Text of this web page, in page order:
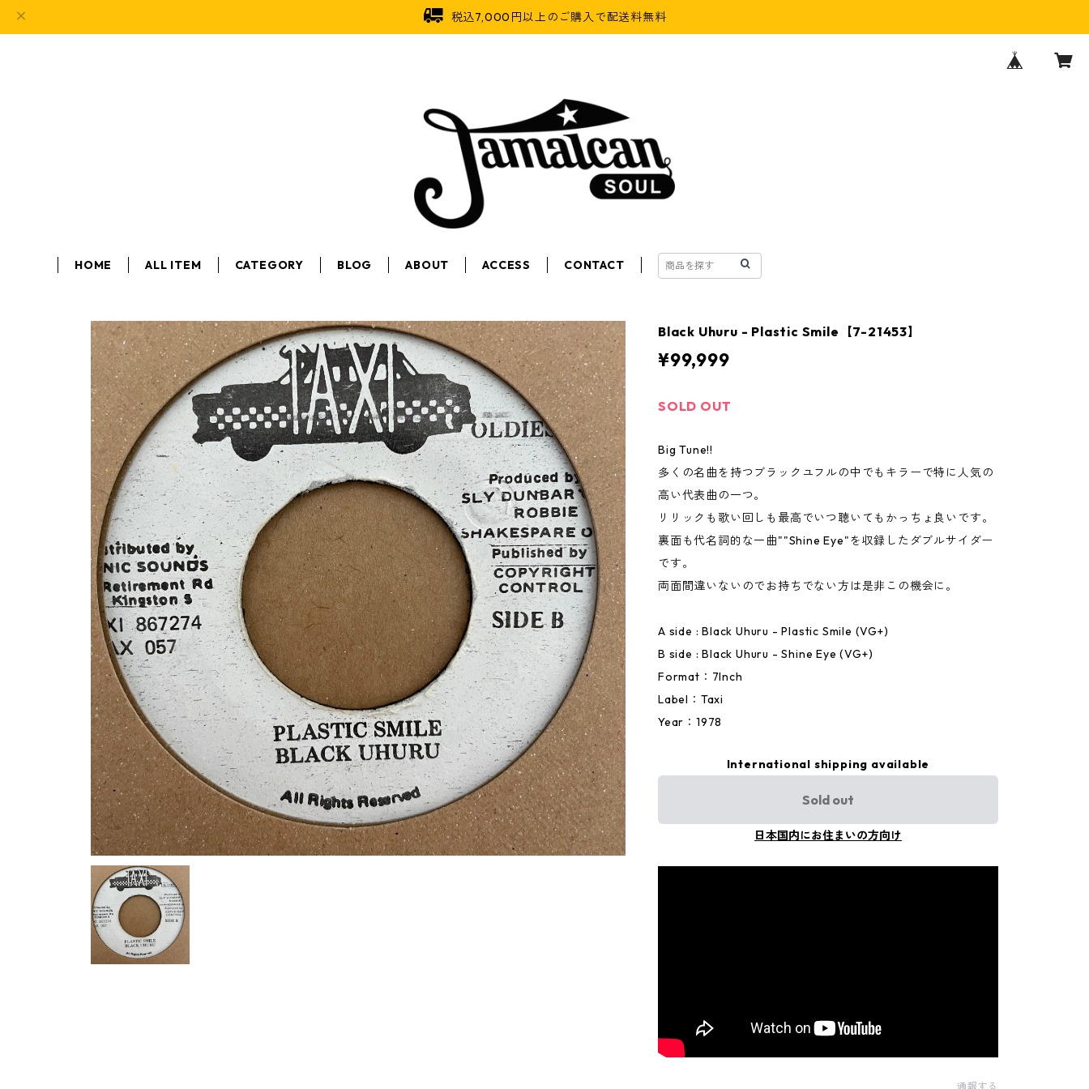
税込7,000円以上のご購入で配送料無料
HOME ALL ITEM CATEGORY BLOG ABOUT ACCESS CONTACT
Black Uhuru - Plastic Smile【7-21453】
¥99,999
SOLD OUT
Big Tune!!
多くの名曲を持つブラックユフルの中でもキラーで特に人気の
高い代表曲の一つ。
リリックも歌い回しも最高でいつ聴いてもかっちょ良いです。
裏面も代名詞的な一曲""Shine Eye"を収録したダブルサイダー
です。
両面間違いないのでお持ちでない方は是非この機会に。
A side : Black Uhuru - Plastic Smile (VG+)
B side : Black Uhuru - Shine Eye (VG+)
Format：7Inch
Label：Taxi
Year：1978
International shipping available
Sold out
日本国内にお住まいの方向け
通報する